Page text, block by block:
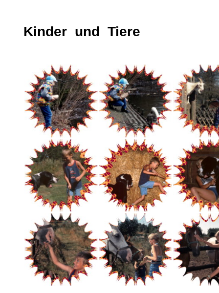
Kinder und Tiere